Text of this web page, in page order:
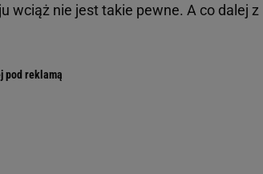
wciąż nie jest takie pewne. A co dalej z